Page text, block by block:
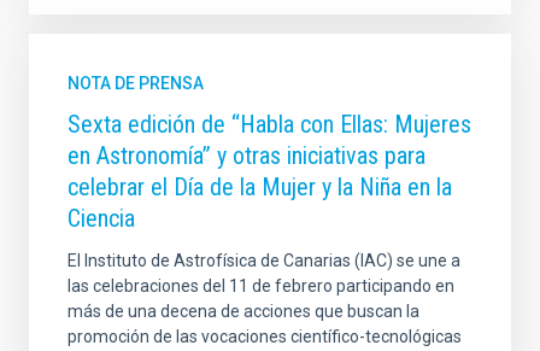
NOTA DE PRENSA
Sexta edición de “Habla con Ellas: Mujeres
en Astronomía” y otras iniciativas para
celebrar el Día de la Mujer y la Niña en la
Ciencia
El Instituto de Astrofísica de Canarias (IAC) se une a
las celebraciones del 11 de febrero participando en
más de una decena de acciones que buscan la
promoción de las vocaciones científico-tecnológicas